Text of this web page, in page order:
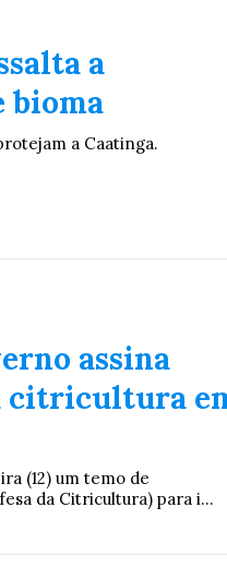
a
bioma
a Caatinga.
assina
citricultura
(12) um temo de
da Citricultura) para i...